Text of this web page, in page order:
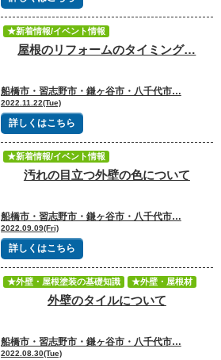
屋根のリフォームのタイミング…
船橋市・習志野市・鎌ヶ谷市・八千代市…
2022.11.22(Tue)
詳しくはこちら
★新着情報/イベント情報
★外壁・屋根塗装の基礎知識
★外壁・屋根材
汚れの目立つ外壁の色について
船橋市・習志野市・鎌ヶ谷市・八千代市…
2022.09.09(Fri)
詳しくはこちら
★新着情報/イベント情報
★外壁・屋根塗装の基礎知識
★外壁・屋根材
★色選びのコツ
外壁のタイルについて
船橋市・習志野市・鎌ヶ谷市・八千代市…
2022.08.30(Tue)
★外壁・屋根塗装の基礎知識
★外壁・屋根材
★塗装業者選び
★劣化症状